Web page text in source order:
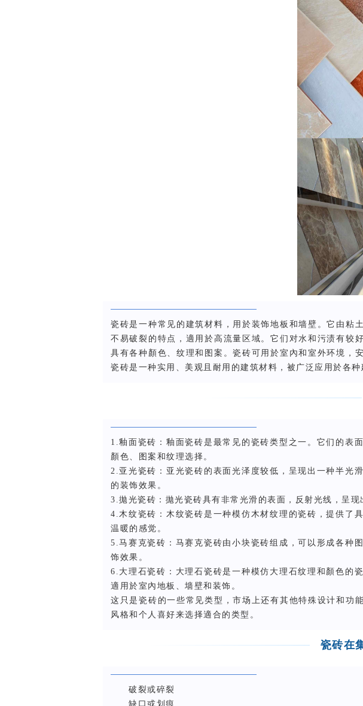
瓷砖是一种常见的建筑材料，用於装饰地板和墙壁。它由粘
不易破裂的特点，適用於高流量区域。它们对水和污渍有较
具有各种顏色、纹理和图案。瓷砖可用於室內和室外环境，
瓷砖是一种实用、美观且耐用的建筑材料，被广泛应用於各种
1.釉面瓷砖：釉面瓷砖是最常见的瓷砖类型之一。它们的表
顏色、图案和纹理选择。
2.亚光瓷砖：亚光瓷砖的表面光泽度较低，呈现出一种半光
的装饰效果。
3.拋光瓷砖：拋光瓷砖具有非常光滑的表面，反射光线，呈
4.木纹瓷砖：木纹瓷砖是一种模仿木材纹理的瓷砖，提供了
温暖的感觉。
5.马赛克瓷砖：马赛克瓷砖由小块瓷砖组成，可以形成各种
饰效果。
6.大理石瓷砖：大理石瓷砖是一种模仿大理石纹理和顏色的
適用於室內地板、墙壁和装饰。
这只是瓷砖的一些常见类型，市场上还有其他特殊设计和功
风格和个人喜好来选择適合的类型。
瓷砖在
破裂或碎裂
缺口或划痕